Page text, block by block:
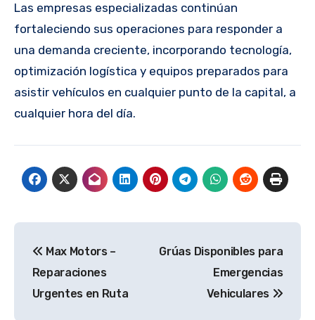
Las empresas especializadas continúan
fortaleciendo sus operaciones para responder a
una demanda creciente, incorporando tecnología,
optimización logística y equipos preparados para
asistir vehículos en cualquier punto de la capital, a
cualquier hora del día.
de
entradas
Max Motors –
Reparaciones
Urgentes en Ruta
Grúas Disponibles para
Emergencias
Vehiculares